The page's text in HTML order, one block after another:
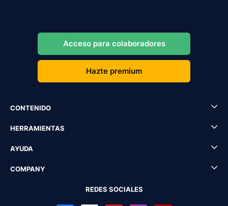
Acceso para colaboradores
Hazte premium
CONTENIDO
HERRAMIENTAS
AYUDA
COMPANY
REDES SOCIALES